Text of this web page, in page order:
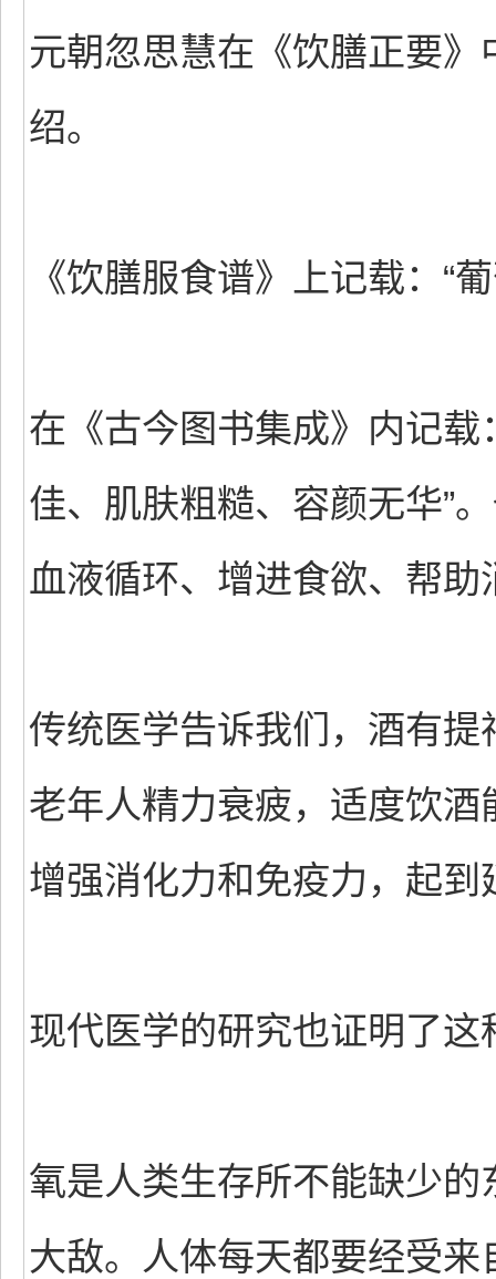
元朝忽思慧在《饮膳正要
绍。
《饮膳服食谱》上记载：“
在《古今图书集成》内记载
佳、肌肤粗糙、容颜无华”
血液循环、增进食欲、帮
传统医学告诉我们，酒有
老年人精力衰疲，适度饮
增强消化力和免疫力，起到
现代医学的研究也证明了这
氧是人类生存所不能缺少
大敌。人体每天都要经受